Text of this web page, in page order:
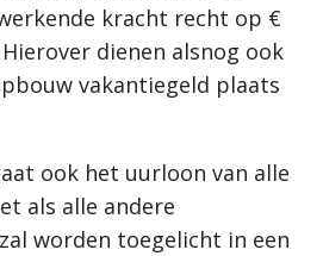
kracht recht op €
dienen alsnog ook
vakantiegeld plaats
ook het uurloon van alle
als alle andere
worden toegelicht in een